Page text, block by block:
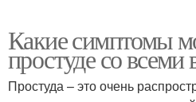
Какие симптомы
простуде со
Простуда – это очень